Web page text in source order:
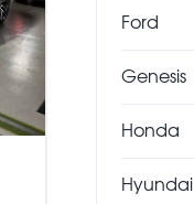
Ford
Genesis
Honda
Hyundai